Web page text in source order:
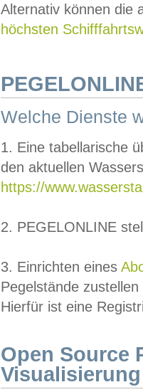
Alternativ können die
höchsten
Welche Dienste
1. Eine tabellarische
den aktuellen
https://
2. PEGELONLINE
3. Einrichten eines
Pegelstände
Hierfür ist eine
Open Source
Visualisierung